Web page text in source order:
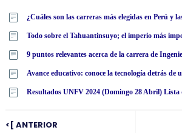
¿Cuáles son las carreras más elegidas en Perú y
Avance educativo: conoce la tecnología detrás
<[ ANTERIOR